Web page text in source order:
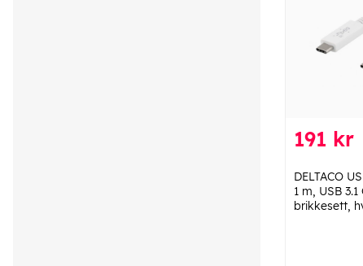
191 kr
DELTACO
1 m, USB
brikkesett,